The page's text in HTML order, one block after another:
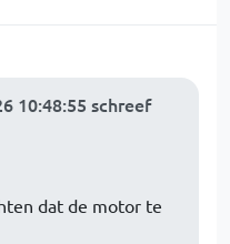
10:48:55 schreef
dat de motor te